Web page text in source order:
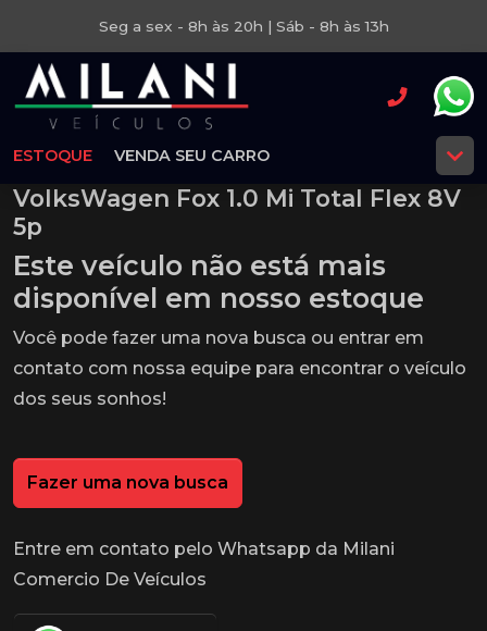
Seg a sex - 8h às 20h | Sáb - 8h às 13h
ESTOQUE VENDA SEU CARRO
VolksWagen Fox 1.0 Mi Total Flex 8V
5p
Este veículo não está mais
disponível em nosso estoque
Você pode fazer uma nova busca ou entrar em
contato com nossa equipe para encontrar o veículo
dos seus sonhos!
Fazer uma nova busca
Entre em contato pelo Whatsapp da Milani
Comercio De Veículos